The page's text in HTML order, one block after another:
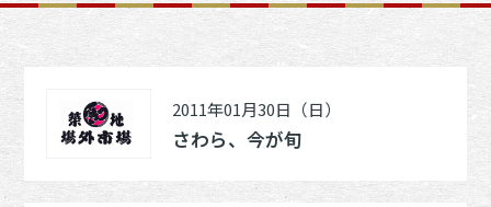
2011年01月30日（日）
さわら、今が旬